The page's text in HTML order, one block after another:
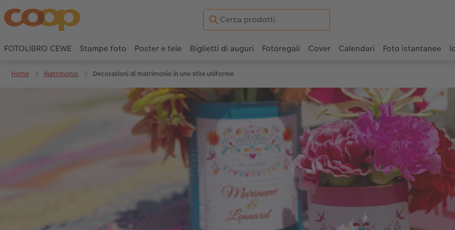
FOTOLIBRO CEWE Stampe foto Poster e tele Biglietti di auguri Fotoregali Cover Calendari Foto istantanee
Home Matrimonio Decorazioni di matrimonio in uno stile uniforme